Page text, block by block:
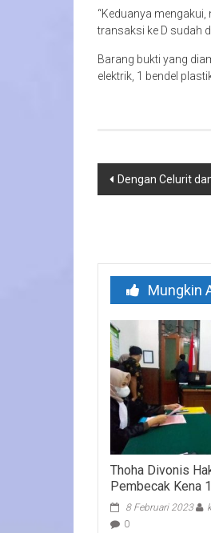
“Keduanya
transaksi ke D sudah
Barang bukti yang
elektrik, 1 bendel
Navigasi
Dengan Celurit
Mungkin
Thoha Divonis
Pembecak Kena
8 Februari 2023
0